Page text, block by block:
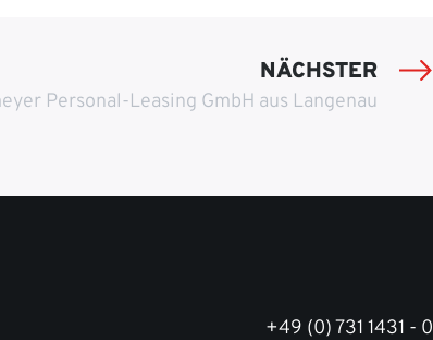
NÄCHSTER
Personal-Leasing GmbH aus Langenau
+49 (0) 731 1431 - 0